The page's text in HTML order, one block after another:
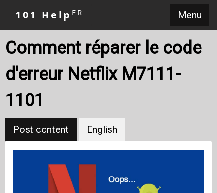
Menu
101 Help FR
Comment réparer le code
d'erreur Netflix M7111-
1101
Post content English